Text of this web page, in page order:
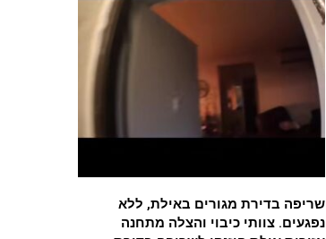
שריפה בדירת מגורים באילת, ללא
נפגעים. צוותי כיבוי והצלה מתחנה